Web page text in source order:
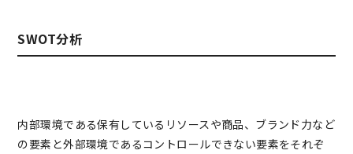
SWOT分析
内部環境である保有しているリソースや商品、ブランド力など
の要素と外部環境であるコントロールできない要素をそれぞ